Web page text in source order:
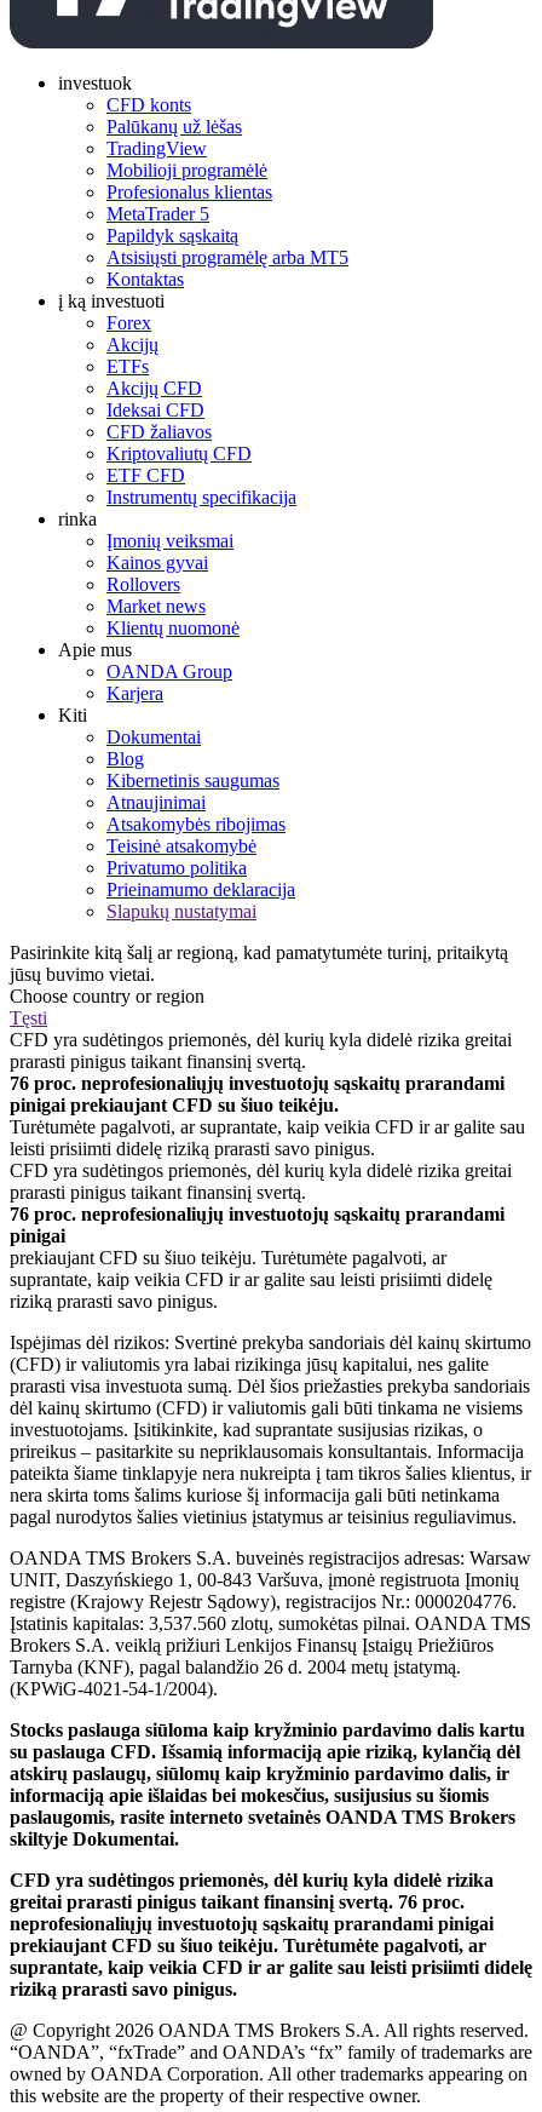
investuok
CFD konts
Palūkanų už lėšas
TradingView
Mobilioji programėlė
Profesionalus klientas
MetaTrader 5
Papildyk sąskaitą
Atsisiųsti programėlę arba MT5
Kontaktas
į ką investuoti
Forex
Akcijų
ETFs
Akcijų CFD
Ideksai CFD
CFD žaliavos
Kriptovaliutų CFD
ETF CFD
Instrumentų specifikacija
rinka
Įmonių veiksmai
Kainos gyvai
Rollovers
Market news
Klientų nuomonė
Apie mus
OANDA Group
Karjera
Kiti
Dokumentai
Blog
Kibernetinis saugumas
Atnaujinimai
Atsakomybės ribojimas
Teisinė atsakomybė
Privatumo politika
Prieinamumo deklaracija
Slapukų nustatymai
Pasirinkite kitą šalį ar regioną, kad pamatytumėte turinį, pritaikytą
jūsų buvimo vietai.
Choose country or region
Tęsti
CFD yra sudėtingos priemonės, dėl kurių kyla didelė rizika greitai
prarasti pinigus taikant finansinį svertą.
76 proc. neprofesionaliųjų investuotojų sąskaitų prarandami
pinigai prekiaujant CFD su šiuo teikėju.
Turėtumėte pagalvoti, ar suprantate, kaip veikia CFD ir ar galite sau
leisti prisiimti didelę riziką prarasti savo pinigus.
CFD yra sudėtingos priemonės, dėl kurių kyla didelė rizika greitai
prarasti pinigus taikant finansinį svertą.
76 proc. neprofesionaliųjų investuotojų sąskaitų prarandami
pinigai
prekiaujant CFD su šiuo teikėju. Turėtumėte pagalvoti, ar
suprantate, kaip veikia CFD ir ar galite sau leisti prisiimti didelę
riziką prarasti savo pinigus.
Ispėjimas dėl rizikos: Svertinė prekyba sandoriais dėl kainų skirtumo
(CFD) ir valiutomis yra labai rizikinga jūsų kapitalui, nes galite
prarasti visa investuota sumą. Dėl šios priežasties prekyba sandoriais
dėl kainų skirtumo (CFD) ir valiutomis gali būti tinkama ne visiems
investuotojams. Įsitikinkite, kad suprantate susijusias rizikas, o
prireikus – pasitarkite su nepriklausomais konsultantais. Informacija
pateikta šiame tinklapyje nera nukreipta į tam tikros šalies klientus, ir
nera skirta toms šalims kuriose šį informacija gali būti netinkama
pagal nurodytos šalies vietinius įstatymus ar teisinius reguliavimus.
OANDA TMS Brokers S.A. buveinės registracijos adresas: Warsaw
UNIT, Daszyńskiego 1, 00-843 Varšuva, įmonė registruota Įmonių
registre (Krajowy Rejestr Sądowy), registracijos Nr.: 0000204776.
Įstatinis kapitalas: 3,537.560 zlotų, sumokėtas pilnai. OANDA TMS
Brokers S.A. veiklą prižiuri Lenkijos Finansų Įstaigų Priežiūros
Tarnyba (KNF), pagal balandžio 26 d. 2004 metų įstatymą.
(KPWiG-4021-54-1/2004).
Stocks paslauga siūloma kaip kryžminio pardavimo dalis kartu
su paslauga CFD. Išsamią informaciją apie riziką, kylančią dėl
atskirų paslaugų, siūlomų kaip kryžminio pardavimo dalis, ir
informaciją apie išlaidas bei mokesčius, susijusius su šiomis
paslaugomis, rasite interneto svetainės OANDA TMS Brokers
skiltyje Dokumentai.
CFD yra sudėtingos priemonės, dėl kurių kyla didelė rizika
greitai prarasti pinigus taikant finansinį svertą. 76 proc.
neprofesionaliųjų investuotojų sąskaitų prarandami pinigai
prekiaujant CFD su šiuo teikėju. Turėtumėte pagalvoti, ar
suprantate, kaip veikia CFD ir ar galite sau leisti prisiimti didelę
riziką prarasti savo pinigus.
@ Copyright 2026 OANDA TMS Brokers S.A. All rights reserved.
“OANDA”, “fxTrade” and OANDA’s “fx” family of trademarks are
owned by OANDA Corporation. All other trademarks appearing on
this website are the property of their respective owner.